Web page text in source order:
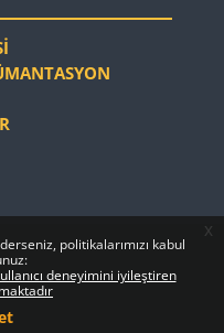
politikalarımızı kabul
deneyimini iyileştiren
x